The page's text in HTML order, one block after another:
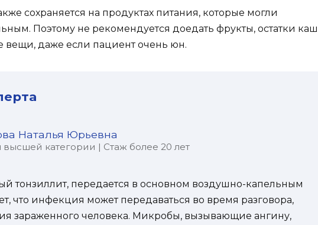
сохраняется на продуктах питания, которые могли
Поэтому не рекомендуется доедать фрукты, остатки
вещи, даже если пациент очень юн.
Наталья Юрьевна
высшей категории | Стаж более 20 лет
тонзиллит, передается в основном воздушно-капельным
что инфекция может передаваться во время разговора,
зараженного человека. Микробы, вызывающие ангину,